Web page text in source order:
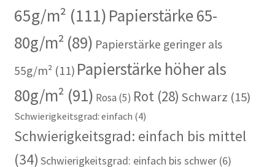
65g/m² (111) Papierstärke 65-
80g/m²(89) Papierstärke geringer als
55g/m²(11) Papierstärke höher als
80g/m² (91) Rosa (5) Rot(28) Schwarz (15)
Schwierigkeitsgrad: einfach (4)
Schwierigkeitsgrad: einfach bis mittel
(34) Schwierigkeitsgrad: einfach bis schwer(6)